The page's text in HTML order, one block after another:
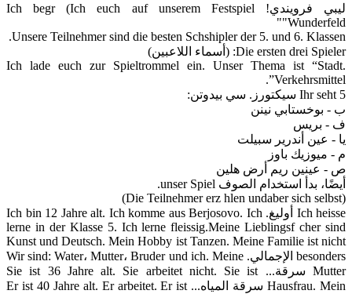
ليبي فرويندي! Ich begr (Ich euch auf unserem Festspiel
"Wunderfeld"
Unsere Teilnehmer sind die besten Schshipler der 5. und 6. Klassen.
Die ersten drei Spieler: (أسماء اللاعبين)
Ich lade euch zur Spieltrommel ein. Unser Thema ist “Stadt.
Verkehrsmittel”.
Ihr seht 5 سيكتورز. سي بيدوتن:
ب - بوخستابي نينن
ف - بريس
يا - عين أندرير سبيلت
م - ميوزيك باوز
ص - عينين ريم أرض هلين
أيضًا، بدأ استخدام الصوف unser Spiel.
(Die Teilnehmer erz hlen undaber sich selbst)
Ich heisse أوليغ. Ich bin 12 Jahre alt. Ich komme aus Berjosovo. Ich
lerne in der Klasse 5. Ich lerne fleissig.Meine Lieblingsf cher sind
Kunst und Deutsch. Mein Hobby ist Tanzen. Meine Familie ist nicht
besonders الإجمالي. Wir sind: Water، Mutter، Bruder und ich. Meine
Mutter سرقة... Sie ist 36 Jahre alt. Sie arbeitet nicht. Sie ist
Hausfrau. Mein سرقة المياه... Er ist 40 Jahre alt. Er arbeitet. Er ist